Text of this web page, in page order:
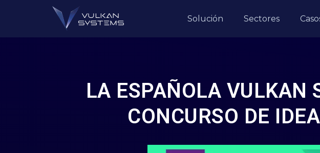
Solución Sectores
LA ESPAÑOLA VULKAN
CONCURSO DE